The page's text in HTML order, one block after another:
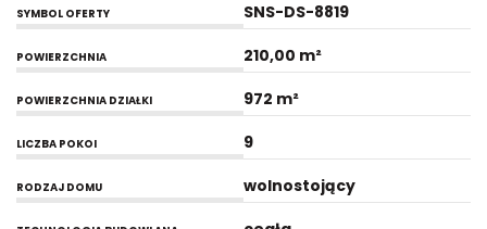
SYMBOL OFERTY SNS-DS-8819
POWIERZCHNIA 210,00 m²
POWIERZCHNIA DZIAŁKI 972 m²
LICZBA POKOI 9
RODZAJ DOMU wolnostojący